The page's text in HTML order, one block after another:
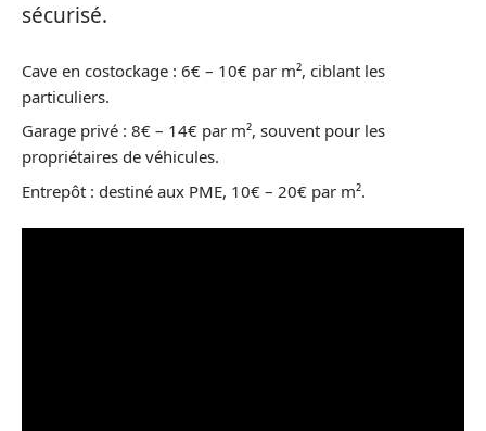
sécurisé.
Cave en costockage : 6€ – 10€ par m², ciblant les
particuliers.
Garage privé : 8€ – 14€ par m², souvent pour les
propriétaires de véhicules.
Entrepôt : destiné aux PME, 10€ – 20€ par m².